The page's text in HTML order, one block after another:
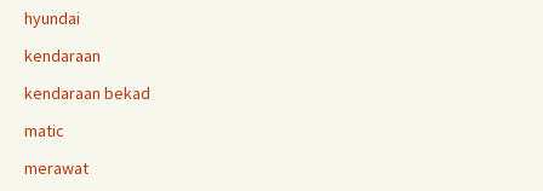
hyundai
kendaraan
kendaraan bekad
matic
merawat